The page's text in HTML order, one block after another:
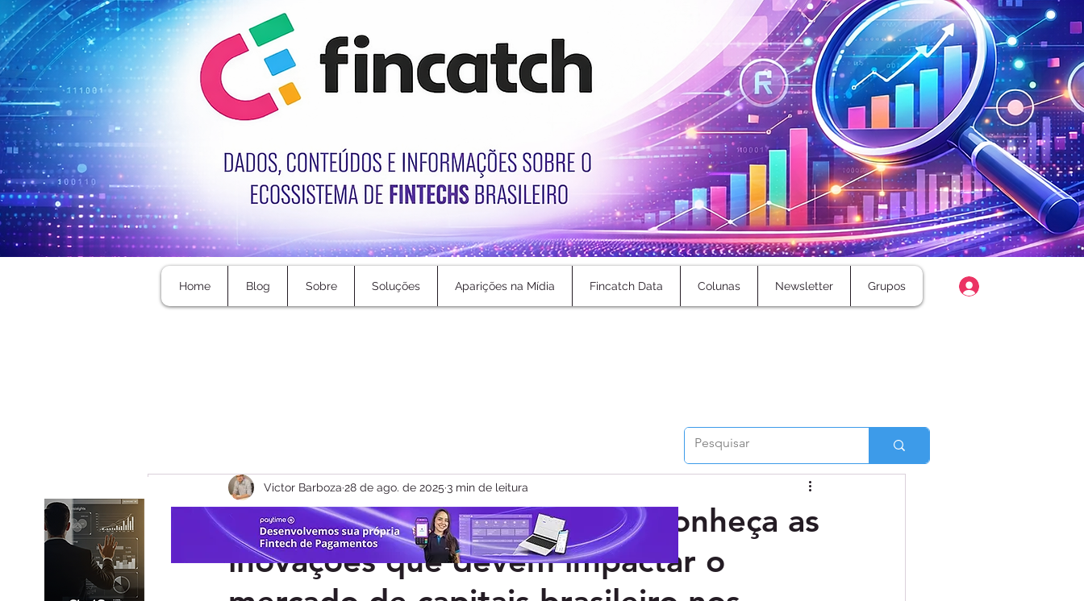
Login
Home Blog Sobre Soluções Aparições na Mídia Fincatch Data Colunas Newsletter Grupos
Radar de Futuros ANBIMA: Conheça as
inovações que devem impactar o
Victor Barboza 28 de ago. de 2025 3 min de leitura